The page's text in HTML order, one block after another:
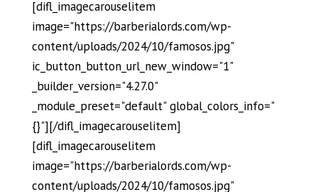
[difl_imagecarouselitem
image="https://barberialords.com/wp-
content/uploads/2024/10/famosos.jpg"
ic_button_button_url_new_window="1"
_builder_version="4.27.0"
_module_preset="default" global_colors_info="
{}"][/difl_imagecarouselitem]
[difl_imagecarouselitem
image="https://barberialords.com/wp-
content/uploads/2024/10/famosos.jpg"